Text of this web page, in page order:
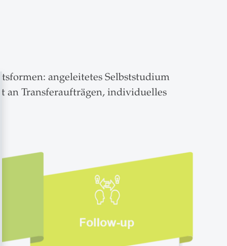
angeleitetes Selbststudium
an Transferaufträgen, individuelles